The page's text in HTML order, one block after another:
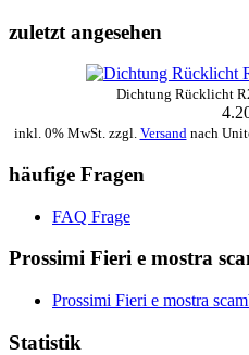
zuletzt angesehen
Dichtung Rücklicht
inkl. 0% MwSt. zzgl. Versandnach
häufige Fragen
FAQ Frage
Prossimi Fieri e mostra
Prossimi Fieri e mostra
Statistik